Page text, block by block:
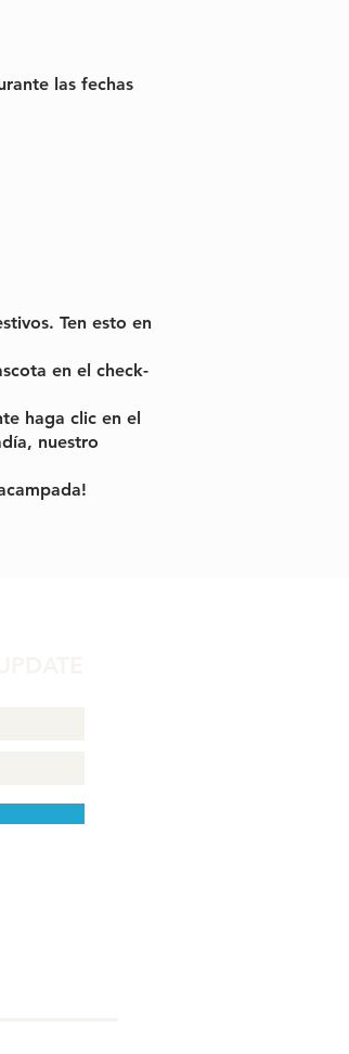
las fechas
Ten esto en
en el check-
haga clic en el
nuestro